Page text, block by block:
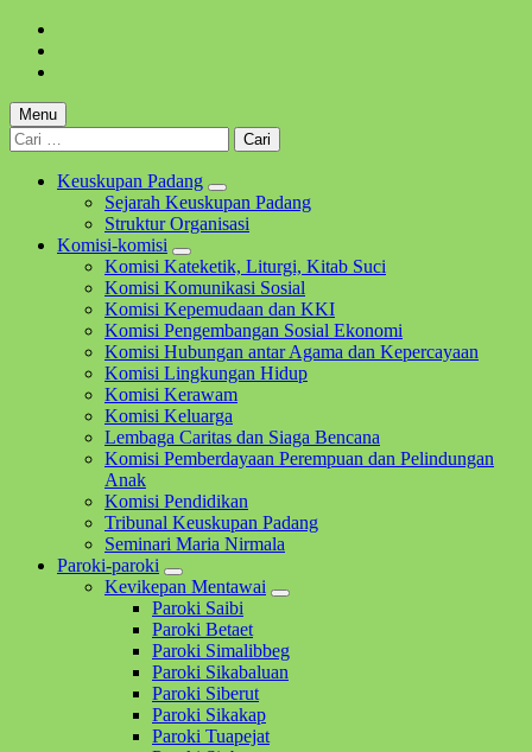
content
footer
Menu
Cari
untuk:
Keuskupan Padang
Sejarah Keuskupan Padang
Struktur Organisasi
Komisi-komisi
Komisi Kateketik, Liturgi, Kitab Suci
Komisi Komunikasi Sosial
Komisi Kepemudaan dan KKI
Komisi Pengembangan Sosial Ekonomi
Komisi Hubungan antar Agama dan Kepercayaan
Komisi Lingkungan Hidup
Komisi Kerawam
Komisi Keluarga
Lembaga Caritas dan Siaga Bencana
Komisi Pemberdayaan Perempuan dan Pelindungan
Anak
Komisi Pendidikan
Tribunal Keuskupan Padang
Seminari Maria Nirmala
Paroki-paroki
Kevikepan Mentawai
Paroki Saibi
Paroki Betaet
Paroki Simalibbeg
Paroki Sikabaluan
Paroki Siberut
Paroki Sikakap
Paroki Tuapejat